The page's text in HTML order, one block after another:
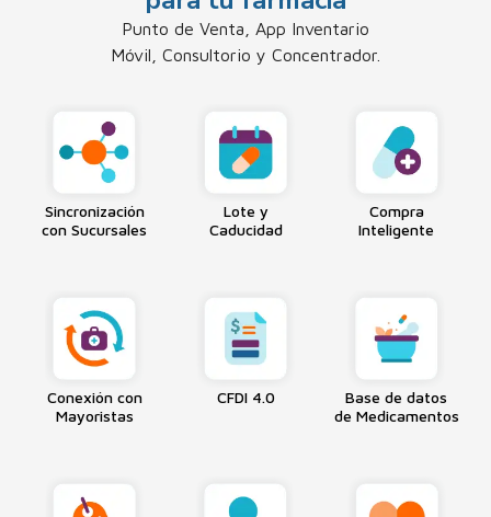
Punto de Venta, App Inventario
Móvil, Consultorio y Concentrador.
Sincronización
con Sucursales
Lote y
Caducidad
Compra
Inteligente
Conexión con
Mayoristas
CFDI 4.0
Base de datos
de Medicamentos